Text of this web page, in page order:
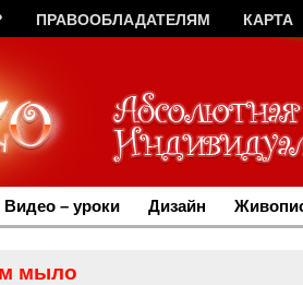
ПРАВООБЛАДАТЕЛЯМ КАРТА
Видео – уроки Дизайн
мыло